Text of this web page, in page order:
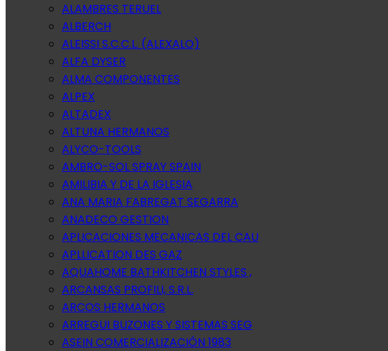
ALAMBRES TERUEL
ALBERCH
ALEISSI S.C.C.L. (ALEXALO)
ALFA DYSER
ALMA COMPONENTES
ALPEX
ALTADEX
ALTUNA HERMANOS
ALYCO-TOOLS
AMBRO-SOL SPRAY SPAIN
AMILIBIA Y DE LA IGLESIA
ANA MARIA FABREGAT SEGARRA
ANADECO GESTION
APLICACIONES MECANICAS DEL CAU
APLLICATION DES GAZ
AQUAHOME BATHKITCHEN STYLES ,
ARCANSAS PROFILI, S.R.L.
ARCOS HERMANOS
ARREGUI BUZONES Y SISTEMAS SEG
ASEIN COMERCIALIZACIÓN 1983